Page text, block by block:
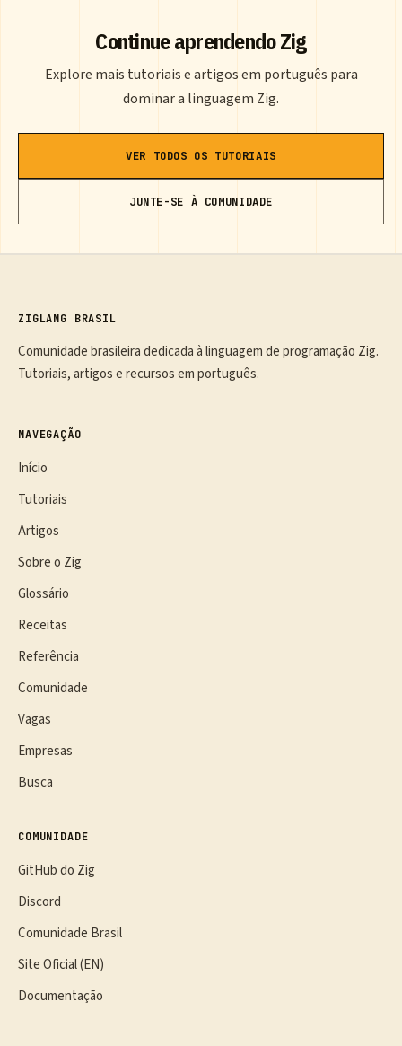
Continue aprendendo Zig
Explore mais tutoriais e artigos em português para
dominar a linguagem Zig.
VER TODOS OS TUTORIAIS
JUNTE-SE À COMUNIDADE
ZIGLANG BRASIL
Comunidade brasileira dedicada à linguagem de programação Zig.
Tutoriais, artigos e recursos em português.
NAVEGAÇÃO
Início
Tutoriais
Artigos
Sobre o Zig
Glossário
Receitas
Referência
Comunidade
Vagas
Empresas
Busca
COMUNIDADE
GitHub do Zig
Discord
Comunidade Brasil
Site Oficial (EN)
Documentação